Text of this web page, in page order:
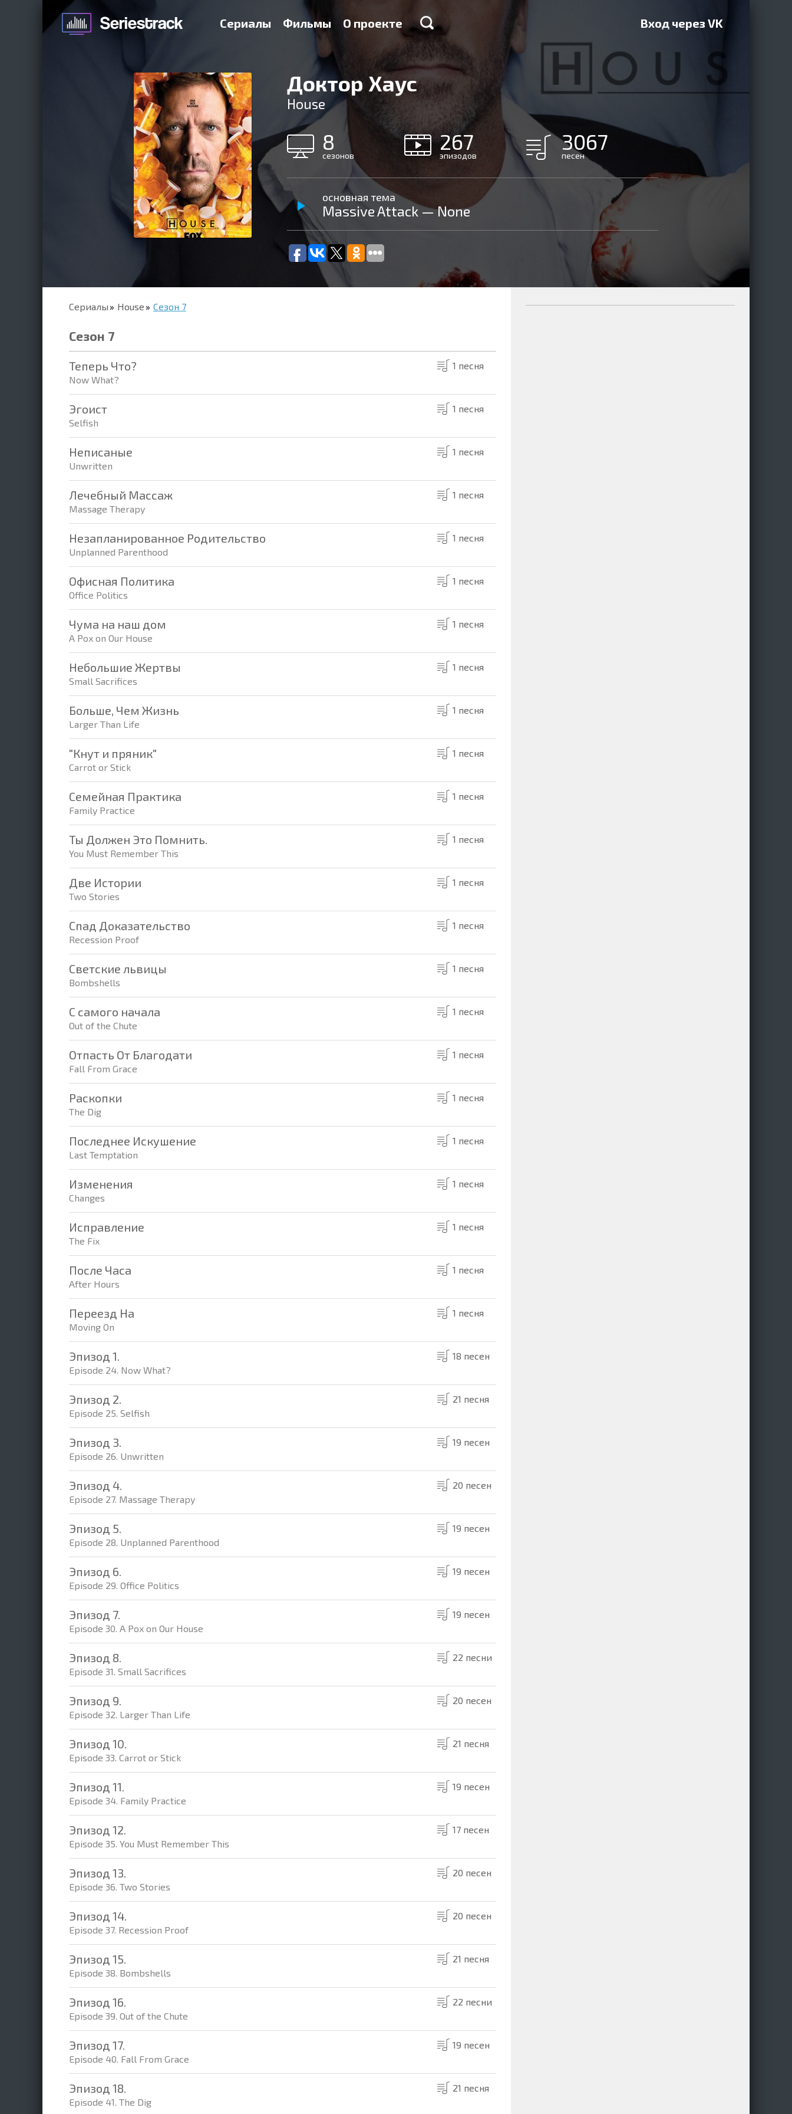
Сериалы Фильмы О проекте Вход через VK
Доктор Хаус
House
8
сезонов
267
эпизодов
3067
песен
основная тема
Massive Attack — None
Сериалы House Сезон 7
Сезон 7
Теперь Что?
Now What?
1 песня
Эгоист
Selfish
1 песня
Неписаные
Unwritten
1 песня
Лечебный Массаж
Massage Therapy
1 песня
Незапланированное Родительство
Unplanned Parenthood
1 песня
Офисная Политика
Office Politics
1 песня
Чума на наш дом
A Pox on Our House
1 песня
Небольшие Жертвы
Small Sacrifices
1 песня
Больше, Чем Жизнь
Larger Than Life
1 песня
"Кнут и пряник"
Carrot or Stick
1 песня
Семейная Практика
Family Practice
1 песня
Ты Должен Это Помнить.
You Must Remember This
1 песня
Две Истории
Two Stories
1 песня
Спад Доказательство
Recession Proof
1 песня
Светские львицы
Bombshells
1 песня
С самого начала
Out of the Chute
1 песня
Отпасть От Благодати
Fall From Grace
1 песня
Раскопки
The Dig
1 песня
Последнее Искушение
Last Temptation
1 песня
Изменения
Changes
1 песня
Исправление
The Fix
1 песня
После Часа
After Hours
1 песня
Переезд На
Moving On
1 песня
Эпизод 1.
Episode 24. Now What?
18 песен
Эпизод 2.
Episode 25. Selfish
21 песня
Эпизод 3.
Episode 26. Unwritten
19 песен
Эпизод 4.
Episode 27. Massage Therapy
20 песен
Эпизод 5.
Episode 28. Unplanned Parenthood
19 песен
Эпизод 6.
Episode 29. Office Politics
19 песен
Эпизод 7.
Episode 30. A Pox on Our House
19 песен
Эпизод 8.
Episode 31. Small Sacrifices
22 песни
Эпизод 9.
Episode 32. Larger Than Life
20 песен
Эпизод 10.
Episode 33. Carrot or Stick
21 песня
Эпизод 11.
Episode 34. Family Practice
19 песен
Эпизод 12.
Episode 35. You Must Remember This
17 песен
Эпизод 13.
Episode 36. Two Stories
20 песен
Эпизод 14.
Episode 37. Recession Proof
20 песен
Эпизод 15.
Episode 38. Bombshells
21 песня
Эпизод 16.
Episode 39. Out of the Chute
22 песни
Эпизод 17.
Episode 40. Fall From Grace
19 песен
Эпизод 18.
Episode 41. The Dig
21 песня